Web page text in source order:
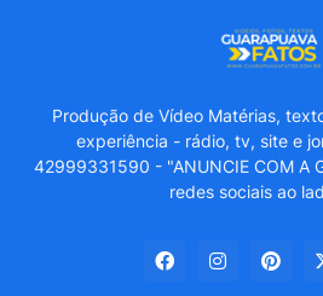
Produção de Vídeo Matérias,
experiência - rádio, tv, site e
42999331590 - "ANUNCIE COM A
redes sociais ao